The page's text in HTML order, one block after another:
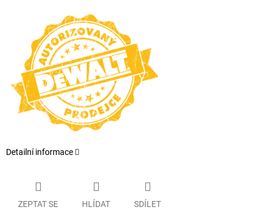
Detailní informace
ZEPTAT SE HLÍDAT SDÍLET